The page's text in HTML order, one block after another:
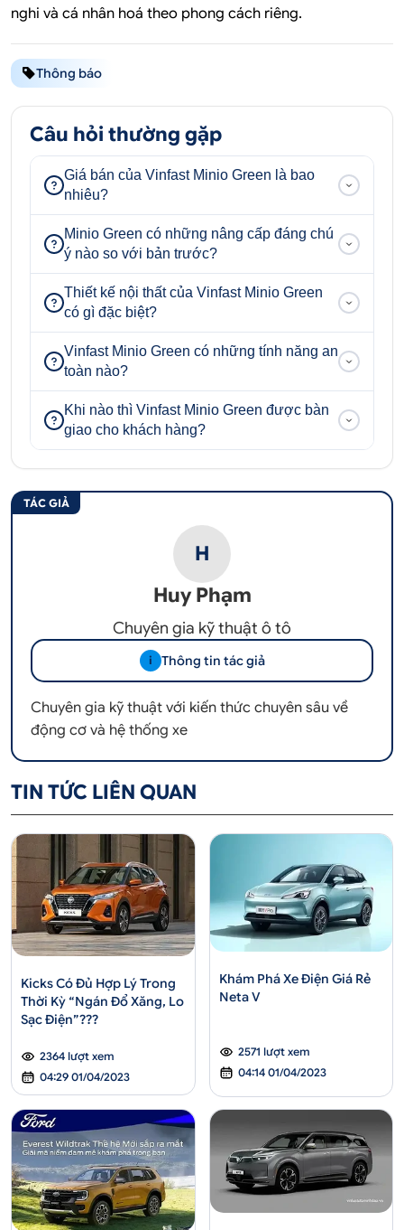
nghi và cá nhân hoá theo phong cách riêng.
Thông báo
Câu hỏi thường gặp
Giá bán của Vinfast Minio Green là bao
nhiêu?
Minio Green có những nâng cấp đáng chú
ý nào so với bản trước?
Thiết kế nội thất của Vinfast Minio Green
có gì đặc biệt?
Vinfast Minio Green có những tính năng an
toàn nào?
Khi nào thì Vinfast Minio Green được bàn
giao cho khách hàng?
TÁC GIẢ
H
Huy Phạm
Chuyên gia kỹ thuật ô tô
i Thông tin tác giả
Chuyên gia kỹ thuật với kiến thức chuyên sâu về
động cơ và hệ thống xe
TIN TỨC LIÊN QUAN
Kicks Có Đủ Hợp Lý Trong
Thời Kỳ “Ngán Đổ Xăng, Lo
Sạc Điện”???
2364 lượt xem
04:29 01/04/2023
Khám Phá Xe Điện Giá Rẻ
Neta V
2571 lượt xem
04:14 01/04/2023